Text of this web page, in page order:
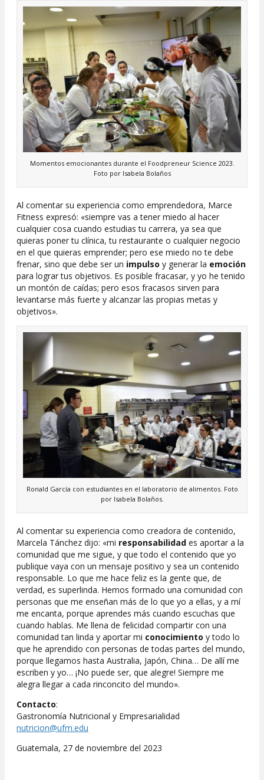
Momentos emocionantes durante el Foodpreneur Science 2023.
Foto por Isabela Bolaños
Al comentar su experiencia como emprendedora, Marce
Fitness expresó: «siempre vas a tener miedo al hacer
cualquier cosa cuando estudias tu carrera, ya sea que
quieras poner tu clínica, tu restaurante o cualquier negocio
en el que quieras emprender; pero ese miedo no te debe
frenar, sino que debe ser un impulso y generar la emoción
para lograr tus objetivos. Es posible fracasar, y yo he tenido
un montón de caídas; pero esos fracasos sirven para
levantarse más fuerte y alcanzar las propias metas y
objetivos».
Ronald García con estudiantes en el laboratorio de alimentos. Foto
por Isabela Bolaños.
Al comentar su experiencia como creadora de contenido,
Marcela Tánchez dijo: «mi responsabilidad es aportar a la
comunidad que me sigue, y que todo el contenido que yo
publique vaya con un mensaje positivo y sea un contenido
responsable. Lo que me hace feliz es la gente que, de
verdad, es superlinda. Hemos formado una comunidad con
personas que me enseñan más de lo que yo a ellas, y a mí
me encanta, porque aprendes más cuando escuchas que
cuando hablas. Me llena de felicidad compartir con una
comunidad tan linda y aportar mi conocimiento y todo lo
que he aprendido con personas de todas partes del mundo,
porque llegamos hasta Australia, Japón, China… De allí me
escriben y yo… ¡No puede ser, que alegre! Siempre me
alegra llegar a cada rinconcito del mundo».
Contacto:
Gastronomía Nutricional y Empresarialidad
nutricion@ufm.edu
Guatemala, 27 de noviembre del 2023